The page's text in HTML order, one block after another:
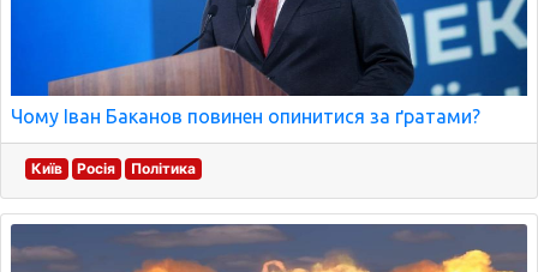
Чому Іван Баканов повинен опинитися за ґратами?
Київ Росія Політика